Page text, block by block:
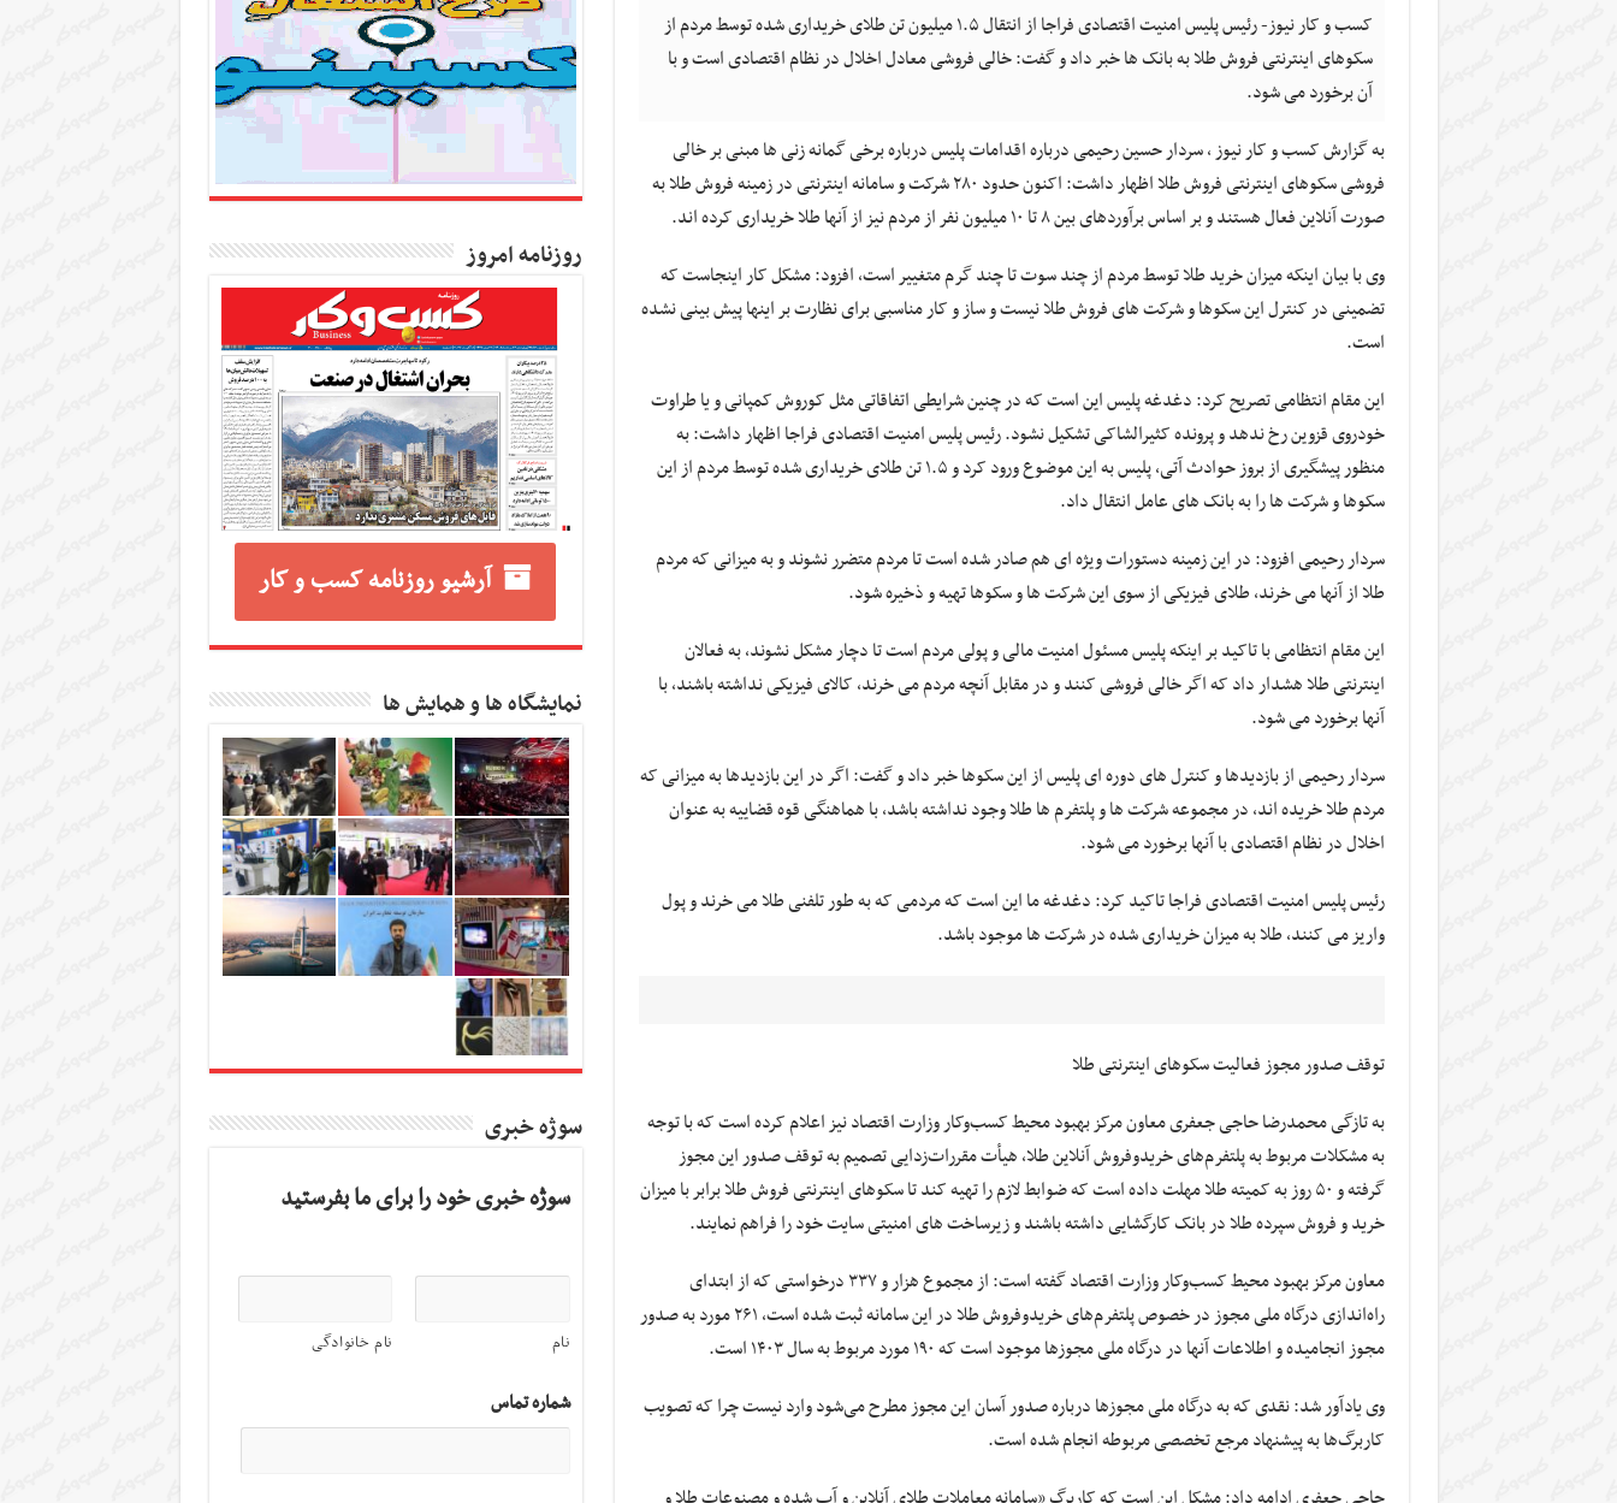
کسب و کار نیوز- رئیس پلیس امنیت اقتصادی فراجا از انتقال ۱.۵ میلیون تن طلای خریداری شده توسط مردم از
سکوهای اینترنتی فروش طلا به بانک ها خبر داد و گفت: خالی فروشی معادل اخلال در نظام اقتصادی است و با
آن برخورد می شود.
به گزارش کسب و کار نیوز ، سردار حسین رحیمی درباره اقدامات پلیس درباره برخی گمانه زنی ها مبنی بر خالی
فروشی سکوهای اینترنتی فروش طلا اظهار داشت: اکنون حدود ۲۸۰ شرکت و سامانه اینترنتی در زمینه فروش طلا به
صورت آنلاین فعال هستند و بر اساس برآوردهای بین ۸ تا ۱۰ میلیون نفر از مردم نیز از آنها طلا خریداری کرده اند.
وی با بیان اینکه میزان خرید طلا توسط مردم از چند سوت تا چند گرم متغییر است، افزود: مشکل کار اینجاست که
تضمینی در کنترل این سکوها و شرکت های فروش طلا نیست و ساز و کار مناسبی برای نظارت بر اینها پیش بینی نشده
است.
این مقام انتظامی تصریح کرد: دغدغه پلیس این است که در چنین شرایطی اتفاقاتی مثل کوروش کمپانی و یا طراوت
خودروی قزوین رخ ندهد و پرونده کثیرالشاکی تشکیل نشود. رئیس پلیس امنیت اقتصادی فراجا اظهار داشت: به
منظور پیشگیری از بروز حوادث آتی، پلیس به این موضوع ورود کرد و ۱.۵ تن طلای خریداری شده توسط مردم از این
سکوها و شرکت ها را به بانک های عامل انتقال داد.
سردار رحیمی افزود: در این زمینه دستورات ویژه ای هم صادر شده است تا مردم متضرر نشوند و به میزانی که مردم
طلا از آنها می خرند، طلای فیزیکی از سوی این شرکت ها و سکوها تهیه و ذخیره شود.
این مقام انتظامی با تاکید بر اینکه پلیس مسئول امنیت مالی و پولی مردم است تا دچار مشکل نشوند، به فعالان
اینترنتی طلا هشدار داد که اگر خالی فروشی کنند و در مقابل آنچه مردم می خرند، کالای فیزیکی نداشته باشند، با
آنها برخورد می شود.
سردار رحیمی از بازدیدها و کنترل های دوره ای پلیس از این سکوها خبر داد و گفت: اگر در این بازدیدها به میزانی که
مردم طلا خریده اند، در مجموعه شرکت ها و پلتفرم ها طلا وجود نداشته باشد، با هماهنگی قوه قضاییه به عنوان
اخلال در نظام اقتصادی با آنها برخورد می شود.
رئیس پلیس امنیت اقتصادی فراجا تاکید کرد: دغدغه ما این است که مردمی که به طور تلفنی طلا می خرند و پول
واریز می کنند، طلا به میزان خریداری شده در شرکت ها موجود باشد.
توقف صدور مجوز فعالیت سکوهای اینترنتی طلا
به تازگی محمدرضا حاجی جعفری معاون مرکز بهبود محیط کسب‌وکار وزارت اقتصاد نیز اعلام کرده است که با توجه‌
به مشکلات مربوط به پلتفرم‌های خریدوفروش آنلاین طلا، هیأت مقررات‌زدایی تصمیم به توقف صدور این مجوز
گرفته و ۵۰ روز به کمیته طلا مهلت داده است که ضوابط لازم را تهیه کند تا سکوهای اینترنتی فروش طلا برابر با میزان
خرید و فروش سپرده طلا در بانک کارگشایی داشته باشند و زیرساخت های امنیتی سایت خود را فراهم نمایند.
معاون مرکز بهبود محیط کسب‌وکار وزارت اقتصاد گفته است: از مجموع هزار و ۳۳۷ درخواستی که از ابتدای
راه‌اندازی درگاه ملی مجوز در خصوص پلتفرم‌های خریدوفروش طلا در این سامانه ثبت شده است، ۲۶۱ مورد به صدور
مجوز انجامیده و اطلاعات آنها در درگاه ملی مجوزها موجود است که ۱۹۰ مورد مربوط به سال ۱۴۰۳ است.
وی یادآور شد: نقدی که به درگاه ملی مجوزها درباره صدور آسان این مجوز مطرح می‌شود وارد نیست چرا که تصویب
کاربرگ‌ها به پیشنهاد مرجع تخصصی مربوطه انجام شده است.
روزنامه امروز
آرشیو روزنامه کسب و کار
نمایشگاه ها و همایش ها
سوژه خبری
سوژه خبری خود را برای ما بفرستید
نام نام خانوادگی
شماره تماس